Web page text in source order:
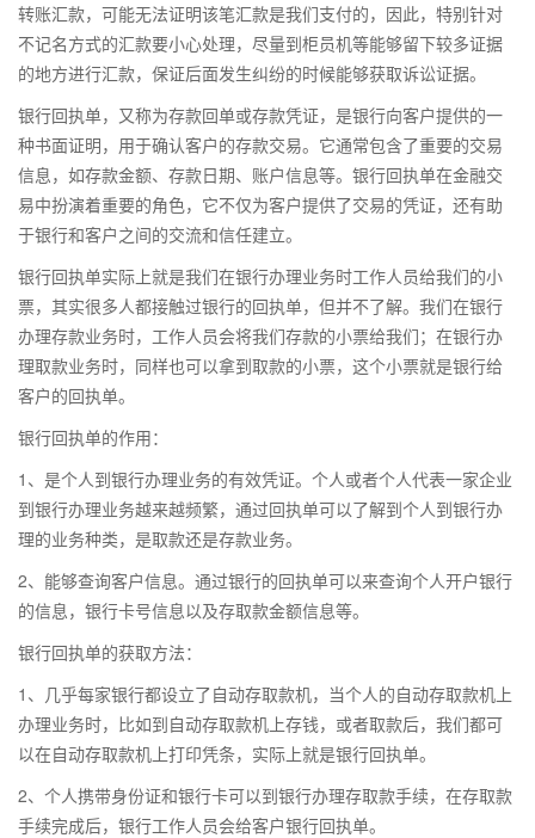
转账汇款，可能无法证明该笔汇款是我们支付的，因此，特别针对
不记名方式的汇款要小心处理，尽量到柜员机等能够留下较多证据
的地方进行汇款，保证后面发生纠纷的时候能够获取诉讼证据。
银行回执单，又称为存款回单或存款凭证，是银行向客户提供的一
种书面证明，用于确认客户的存款交易。它通常包含了重要的交易
信息，如存款金额、存款日期、账户信息等。银行回执单在金融交
易中扮演着重要的角色，它不仅为客户提供了交易的凭证，还有助
于银行和客户之间的交流和信任建立。
银行回执单实际上就是我们在银行办理业务时工作人员给我们的小
票，其实很多人都接触过银行的回执单，但并不了解。我们在银行
办理存款业务时，工作人员会将我们存款的小票给我们；在银行办
理取款业务时，同样也可以拿到取款的小票，这个小票就是银行给
客户的回执单。
银行回执单的作用：
1、是个人到银行办理业务的有效凭证。个人或者个人代表一家企业
到银行办理业务越来越频繁，通过回执单可以了解到个人到银行办
理的业务种类，是取款还是存款业务。
2、能够查询客户信息。通过银行的回执单可以来查询个人开户银行
的信息，银行卡号信息以及存取款金额信息等。
银行回执单的获取方法：
1、几乎每家银行都设立了自动存取款机，当个人的自动存取款机上
办理业务时，比如到自动存取款机上存钱，或者取款后，我们都可
以在自动存取款机上打印凭条，实际上就是银行回执单。
2、个人携带身份证和银行卡可以到银行办理存取款手续，在存取款
手续完成后，银行工作人员会给客户银行回执单。